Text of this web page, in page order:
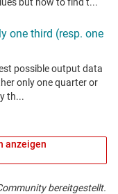
anzeigen
bereitgestellt.